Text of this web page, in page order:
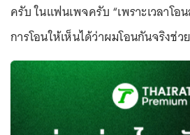
ครับ ในแฟนเพจครับ “เพราะเวลาโอ
การโอนให้เห็นได้ว่าผมโอนกันจริงช่ว